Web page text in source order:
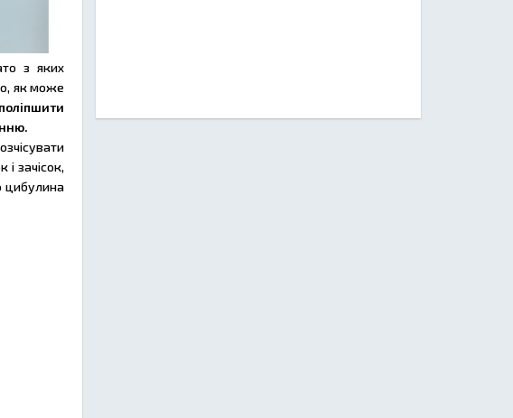
з яких
як може
зачісок,
цибулина